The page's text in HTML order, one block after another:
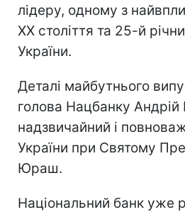
лідеру, одному з
ХХ століття та 25-й
України.
Деталі майбутнього
голова Нацбанку
надзвичайний і
України при Святому
Юраш.
Національний банк уже